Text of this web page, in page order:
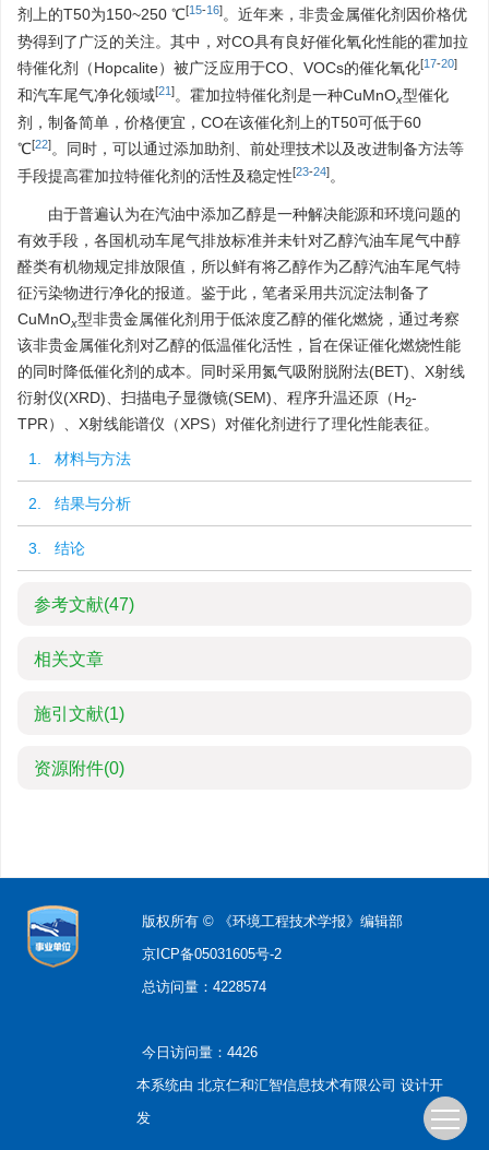
剂上的T50为150~250 ℃[15-16]。近年来，非贵金属催化剂因价格优
势得到了广泛的关注。其中，对CO具有良好催化氧化性能的霍加拉
特催化剂（Hopcalite）被广泛应用于CO、VOCs的催化氧化[17-20]
和汽车尾气净化领域[21]。霍加拉特催化剂是一种CuMnOx型催化
剂，制备简单，价格便宜，CO在该催化剂上的T50可低于60
℃[22]。同时，可以通过添加助剂、前处理技术以及改进制备方法等
手段提高霍加拉特催化剂的活性及稳定性[23-24]。
由于普遍认为在汽油中添加乙醇是一种解决能源和环境问题的
有效手段，各国机动车尾气排放标准并未针对乙醇汽油车尾气中醇
醛类有机物规定排放限值，所以鲜有将乙醇作为乙醇汽油车尾气特
征污染物进行净化的报道。鉴于此，笔者采用共沉淀法制备了
CuMnOx型非贵金属催化剂用于低浓度乙醇的催化燃烧，通过考察
该非贵金属催化剂对乙醇的低温催化活性，旨在保证催化燃烧性能
的同时降低催化剂的成本。同时采用氮气吸附脱附法(BET)、X射线
衍射仪(XRD)、扫描电子显微镜(SEM)、程序升温还原（H2-
TPR）、X射线能谱仪（XPS）对催化剂进行了理化性能表征。
1. 材料与方法
2. 结果与分析
3. 结论
参考文献(47)
相关文章
施引文献(1)
资源附件(0)
版权所有 © 《环境工程技术学报》编辑部
京ICP备05031605号-2
总访问量： 4228574
今日访问量： 4426
本系统由 北京仁和汇智信息技术有限公司 设计开
发